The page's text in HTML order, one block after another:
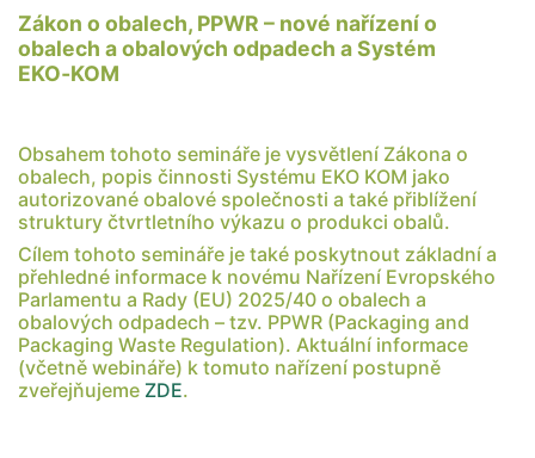
Zákon o obalech, PPWR – nové nařízení o
obalech a obalových odpadech a Systém
EKO‑KOM
Obsahem tohoto semináře je vysvětlení Zákona o
obalech, popis činnosti Systému EKO KOM jako
autorizované obalové společnosti a také přiblížení
struktury čtvrtletního výkazu o produkci obalů.
Cílem tohoto semináře je také poskytnout základní a
přehledné informace k novému Nařízení Evropského
Parlamentu a Rady (EU) 2025/40 o obalech a
obalových odpadech – tzv. PPWR (Packaging and
Packaging Waste Regulation). Aktuální informace
(včetně webináře) k tomuto nařízení postupně
zveřejňujeme ZDE.